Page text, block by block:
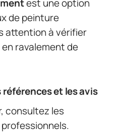
est une option
de peinture
attention à vérifier
ravalement de
et les avis
consultez les